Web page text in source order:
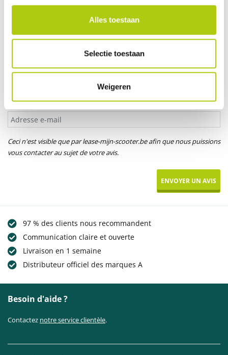
Alles toestaan
Selectie toestaan
Weigeren
M. Mme Mlle
Adresse e-mail
Ceci n'est visible que par lease-mijn-scooter.be afin que nous puissions
vous contacter au sujet de votre avis.
97 % des clients nous recommandent
Communication claire et ouverte
Livraison en 1 semaine
Distributeur officiel des marques A
Besoin d'aide ?
Contactez notre service clientèle.